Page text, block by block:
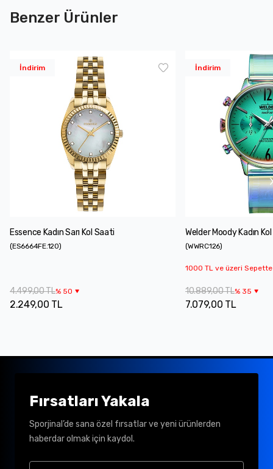
Benzer Ürünler
İndirim
Essence Kadın Sarı Kol Saati
(ES6664FE.120)
4.499,00 TL% 50
2.249,00 TL
İndirim
Welder Moody Kadın
(WWRC126)
1000 TL ve üzeri
10.889,00 TL% 35
7.079,00 TL
Fırsatları Yakala
Sporjinal’de sana özel fırsatlar ve yeni ürünlerden
haberdar olmak için kaydol.